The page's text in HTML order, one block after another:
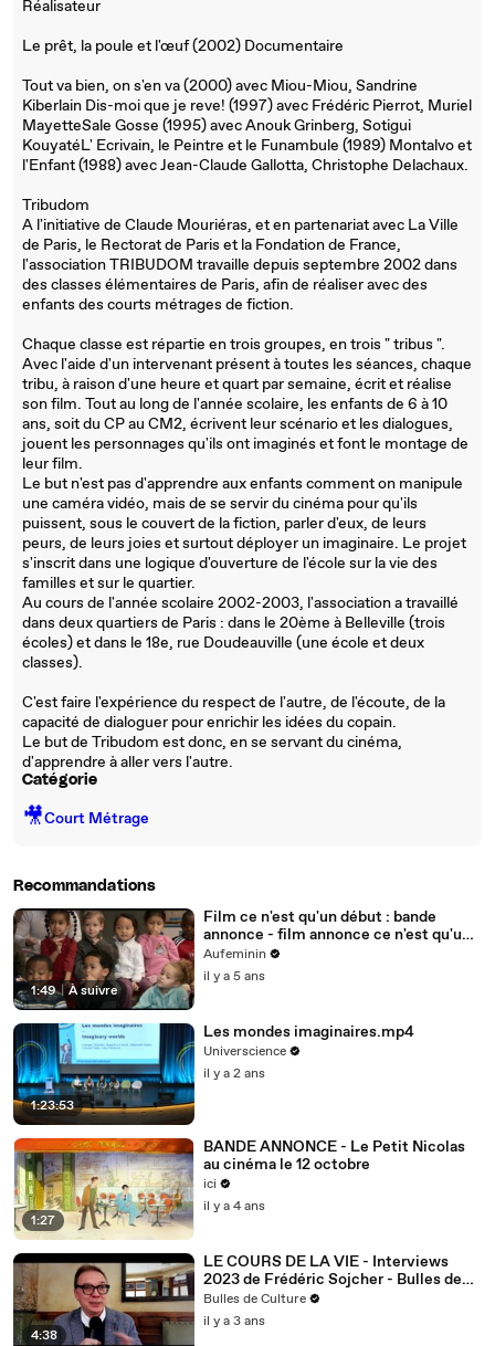
Réalisateur
Le prêt, la poule et l'œuf (2002) Documentaire
Tout va bien, on s'en va (2000) avec Miou-Miou, Sandrine
Kiberlain Dis-moi que je reve! (1997) avec Frédéric Pierrot, Muriel
MayetteSale Gosse (1995) avec Anouk Grinberg, Sotigui
KouyatéL' Ecrivain, le Peintre et le Funambule (1989) Montalvo et
l'Enfant (1988) avec Jean-Claude Gallotta, Christophe Delachaux.
Tribudom
A l'initiative de Claude Mouriéras, et en partenariat avec La Ville
de Paris, le Rectorat de Paris et la Fondation de France,
l'association TRIBUDOM travaille depuis septembre 2002 dans
des classes élémentaires de Paris, afin de réaliser avec des
enfants des courts métrages de fiction.
Chaque classe est répartie en trois groupes, en trois " tribus ".
Avec l'aide d'un intervenant présent à toutes les séances, chaque
tribu, à raison d'une heure et quart par semaine, écrit et réalise
son film. Tout au long de l'année scolaire, les enfants de 6 à 10
ans, soit du CP au CM2, écrivent leur scénario et les dialogues,
jouent les personnages qu'ils ont imaginés et font le montage de
leur film.
Le but n'est pas d'apprendre aux enfants comment on manipule
une caméra vidéo, mais de se servir du cinéma pour qu'ils
puissent, sous le couvert de la fiction, parler d'eux, de leurs
peurs, de leurs joies et surtout déployer un imaginaire. Le projet
s'inscrit dans une logique d'ouverture de l'école sur la vie des
familles et sur le quartier.
Au cours de l'année scolaire 2002-2003, l'association a travaillé
dans deux quartiers de Paris : dans le 20ème à Belleville (trois
écoles) et dans le 18e, rue Doudeauville (une école et deux
classes).
C'est faire l'expérience du respect de l'autre, de l'écoute, de la
capacité de dialoguer pour enrichir les idées du copain.
Le but de Tribudom est donc, en se servant du cinéma,
d'apprendre à aller vers l'autre.
Catégorie
🎥Court Métrage
Recommandations
1:49 | À suivre
Film ce n'est qu'un début : bande
annonce - film annonce ce n'est qu'un
debut - vidéo Cilvy Aupin
Aufeminin
il y a 5 ans
1:23:53
Les mondes imaginaires.mp4
Universcience
il y a 2 ans
1:27
BANDE ANNONCE - Le Petit Nicolas
au cinéma le 12 octobre
ici
il y a 4 ans
4:38
LE COURS DE LA VIE - Interviews
2023 de Frédéric Sojcher - Bulles de
Culture
Bulles de Culture
il y a 3 ans